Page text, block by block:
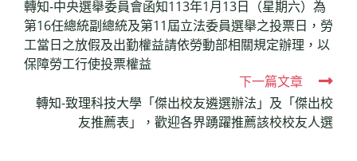
more
articles
轉知-中央選舉委員會函知113年1月13日（星期六）為
第16任總統副總統及第11屆立法委員選舉之投票日，勞
工當日之放假及出勤權益請依勞動部相關規定辦理，以
保障勞工行使投票權益
下一篇文章
轉知-致理科技大學「傑出校友遴選辦法」及「傑出校
友推薦表」，歡迎各界踴躍推薦該校校友人選